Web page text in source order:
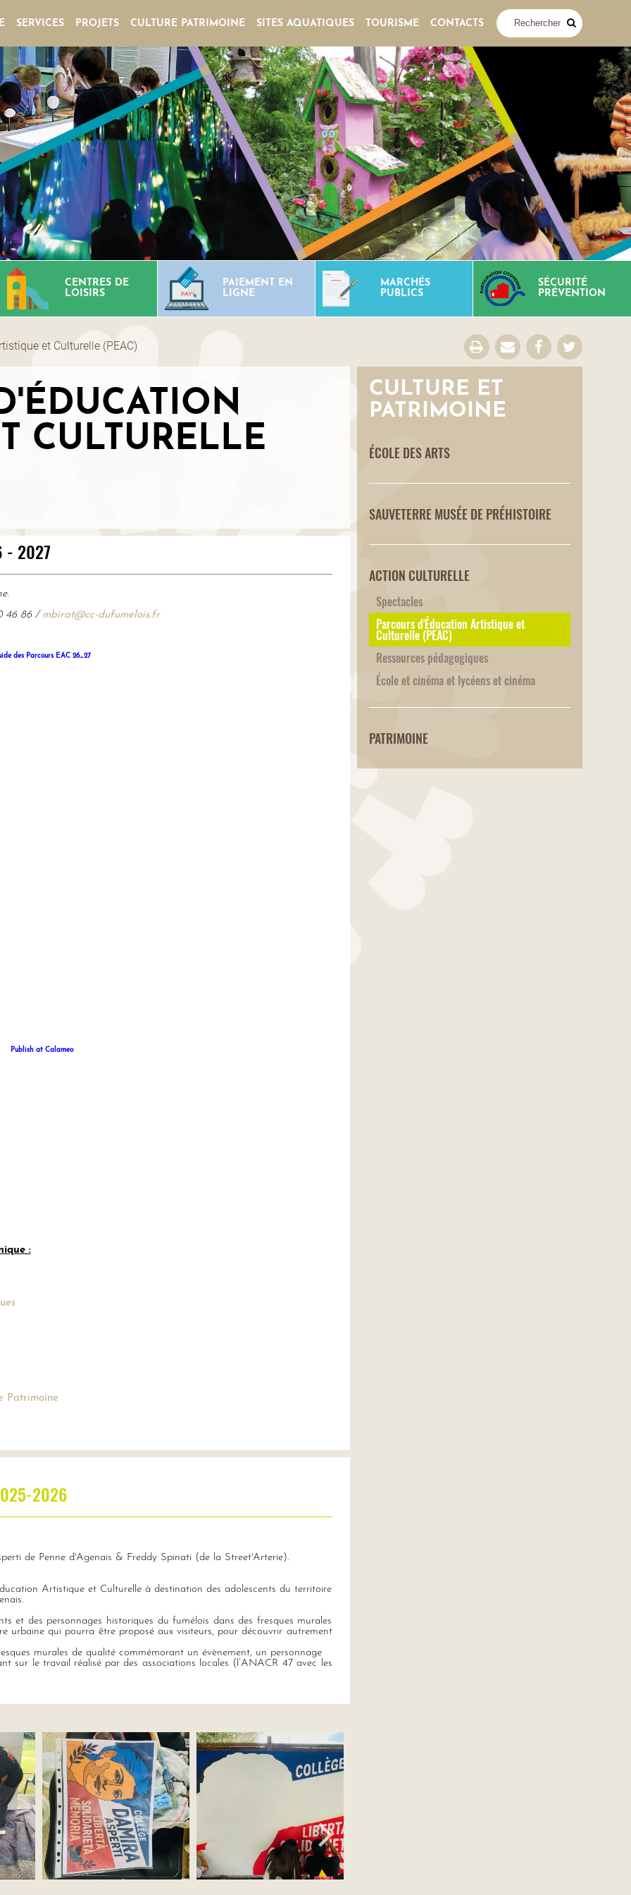
SERVICES PROJETS CULTURE PATRIMOINE SITES AQUATIQUES TOURISME CONTACTS
CENTRES DE
LOISIRS
PAIEMENT EN
LIGNE
MARCHÉS
PUBLICS
SÉCURITÉ
PRÉVENTION
et Culturelle (PEAC)
CULTURELLE
- 2027
46 86 / mbirat@cc-dufumelois.fr
des Parcours EAC 26_27
Publish at Calameo
:
Patrimoine
2026
de Penne d'Agenais & Freddy Spinati (de la Street'Arterie).
Artistique et Culturelle à destination des adolescents du territoire
et des personnages historiques du fumélois dans des fresques murales
urbaine qui pourra être proposé aux visiteurs, pour découvrir autrement
murales de qualité commémorant un évènement, un personnage
sur le travail réalisé par des associations locales (l’ANACR 47 avec les
CULTURE ET
PATRIMOINE
ÉCOLE DES ARTS
SAUVETERRE MUSÉE DE PRÉHISTOIRE
ACTION CULTURELLE
Spectacles
Parcours d'Éducation Artistique et
Culturelle (PEAC)
Ressources pédagogiques
École et cinéma et lycéens et cinéma
PATRIMOINE